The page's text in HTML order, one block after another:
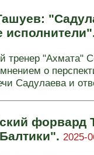
тренер "Ахмата"
о
Садулаева и
форвард
2025-